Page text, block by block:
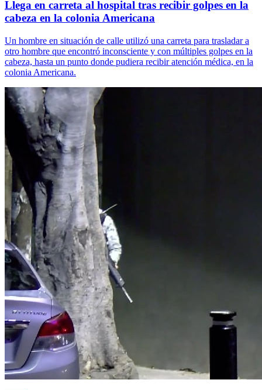
Llega en carreta al hospital tras recibir golpes en la
cabeza en la colonia Americana
Un hombre en situación de calle utilizó una carreta para trasladar a
otro hombre que encontró inconsciente y con múltiples golpes en la
cabeza, hasta un punto donde pudiera recibir atención médica, en la
colonia Americana.